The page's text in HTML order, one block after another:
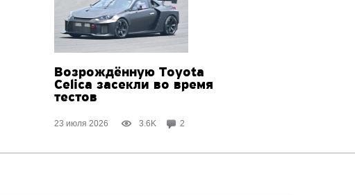
Возрождённую Toyota
Celica засекли во время
тестов
23 июля 2026 3.6K 2